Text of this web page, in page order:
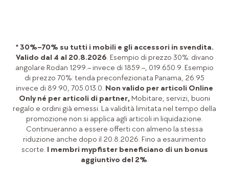
* 30%–70% su tutti i mobili e gli accessori in svendita.
Valido dal 4 al 20.8.2026. Esempio di prezzo 30%: divano
angolare Rodan 1299.– invece di 1859.–, 019.650.9. Esempio
di prezzo 70%: tenda preconfezionata Panama, 26.95
invece di 89.90, 705.013.0. Non valido per articoli Online
Only né per articoli di partner, Mobitare, servizi, buoni
regalo e ordini già emessi. La validità limitata nel tempo della
promozione non si applica agli articoli in liquidazione.
Continueranno a essere offerti con almeno la stessa
riduzione anche dopo il 20.8.2026. Fino a esaurimento
scorte. I membri mypfister beneficiano di un bonus
aggiuntivo del 2%.